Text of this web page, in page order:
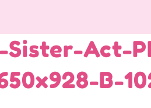
Sister-Act-
B-